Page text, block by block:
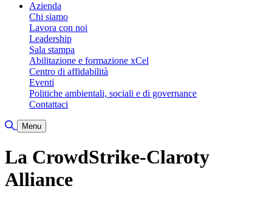
Azienda
Chi siamo
Lavora con noi
Leadership
Sala stampa
Abilitazione e formazione xCel
Centro di affidabilità
Eventi
Politiche ambientali, sociali e di governance
Contattaci
Attiva/disattiva ricerca
Menu
La CrowdStrike-Claroty
Alliance